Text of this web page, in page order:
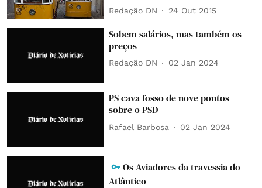
Redação DN 24 Out 2015
Sobem salários, mas também os
preços
Redação DN 02 Jan 2024
PS cava fosso de nove pontos
sobre o PSD
Rafael Barbosa 02 Jan 2024
Os Aviadores da travessia do
Atlântico